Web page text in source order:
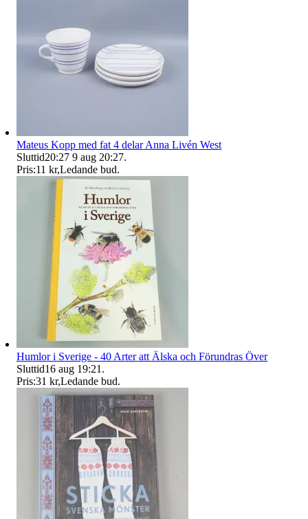
Mateus Kopp med fat 4 delar Anna Livén West
Sluttid20:27 9 aug 20:27.
Pris:11 kr,Ledande bud.
Humlor i Sverige - 40 Arter att Älska och Förundras Över
Sluttid16 aug 19:21 .
Pris:31 kr,Ledande bud.